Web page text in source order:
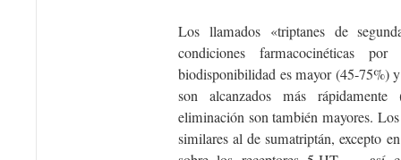
Los llamados «triptanes de
condiciones farmacocinéticas
biodisponibilidad es mayor (45-75%)
son alcanzados más
eliminación son también mayores.
similares al de sumatriptán, excepto